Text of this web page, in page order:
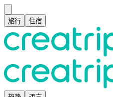
旅行 住宿